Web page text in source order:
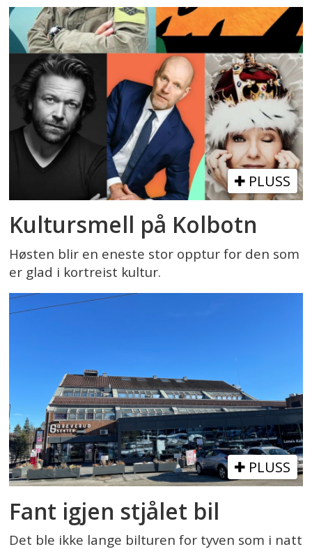
PLUSS
Kultursmell på Kolbotn
Høsten blir en eneste stor opptur for den som
er glad i kortreist kultur.
PLUSS
Fant igjen stjålet bil
Det ble ikke lange bilturen for tyven som i natt